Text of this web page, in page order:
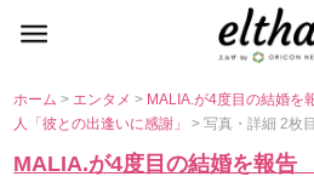
ホーム> エンタメ> MALIA.が4度目の結婚
人「彼との出逢いに感謝」> 写真・詳細 2枚目
MALIA.が4度目の結婚を報